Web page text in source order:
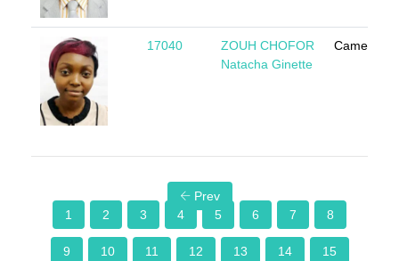
17040
ZOUH CHOFOR
Natacha Ginette
Cameroun
Prev
1
2 3 4 5 6 7 8
9 10 11 12 13 14 15